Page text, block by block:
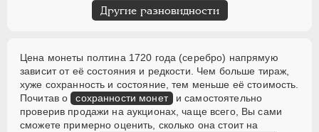
Другие разновидности
Цена монеты полтина 1720 года (серебро) напрямую
зависит от её состояния и редкости. Чем больше тираж,
хуже сохранность и состояние, тем меньше её стоимость.
Почитав о сохранности монет и самостоятельно
проверив продажи на аукционах, чаще всего, Вы сами
сможете примерно оценить, сколько она стоит на